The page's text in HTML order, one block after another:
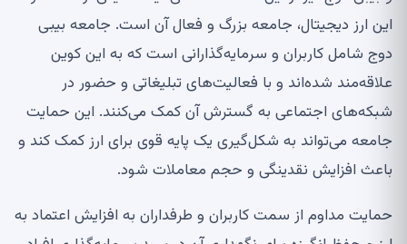
این ارز دیجیتال، جامعه بزرگ و فعال آن است. جامعه بیبی
دوج شامل کاربران و سرمایه‌گذارانی است که به این کوین
علاقه‌مند شده‌اند و با فعالیت‌های تبلیغاتی و حضور در
شبکه‌های اجتماعی به گسترش آن کمک می‌کنند. این حمایت
جامعه می‌تواند به شکل‌گیری یک پایه قوی برای ارز کمک کند و
باعث افزایش نقدینگی و حجم معاملات شود.
حمایت مداوم از سمت کاربران و طرفداران به افزایش اعتماد به